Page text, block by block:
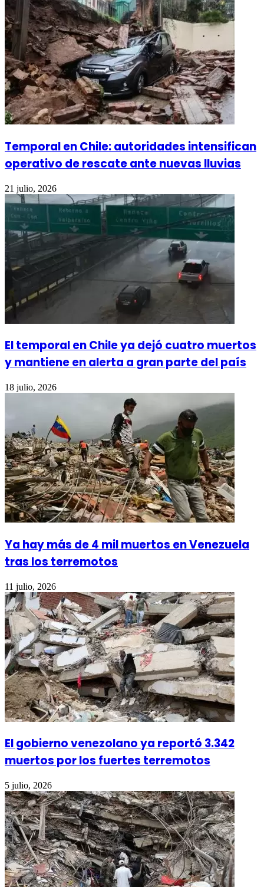
Temporal en Chile: autoridades intensifican
operativo de rescate ante nuevas lluvias
21 julio, 2026
El temporal en Chile ya dejó cuatro muertos
y mantiene en alerta a gran parte del país
18 julio, 2026
Ya hay más de 4 mil muertos en Venezuela
tras los terremotos
11 julio, 2026
El gobierno venezolano ya reportó 3.342
muertos por los fuertes terremotos
5 julio, 2026